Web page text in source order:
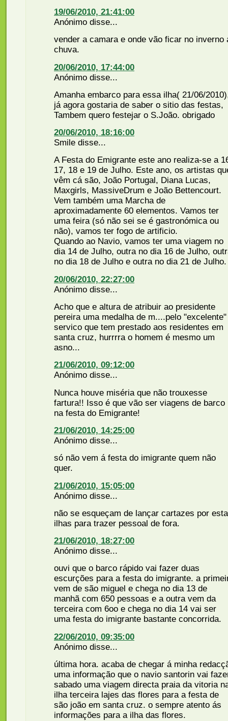
19/06/2010, 21:41:00
Anónimo disse...
vender a camara e onde vão ficar no inverno
chuva.
20/06/2010, 17:44:00
Anónimo disse...
Amanha embarco para essa ilha( 21/06/
já agora gostaria de saber o sitio das festas,
Tambem quero festejar o S.João. obrigado
20/06/2010, 18:16:00
Smile disse...
A Festa do Emigrante este ano realiza-se a
17, 18 e 19 de Julho. Este ano, os artistas
vêm cá são, João Portugal, Diana Lucas,
Maxgirls, MassiveDrum e João Bettencourt.
Vem também uma Marcha de
aproximadamente 60 elementos. Vamos ter
uma feira (só não sei se é gastronómica ou
não), vamos ter fogo de artificio.
Quando ao Navio, vamos ter uma viagem no
dia 14 de Julho, outra no dia 16 de Julho,
no dia 18 de Julho e outra no dia 21 de Julho.
20/06/2010, 22:27:00
Anónimo disse...
Acho que e altura de atribuir ao presidente
pereira uma medalha de m....pelo "excelente"
servico que tem prestado aos residentes em
santa cruz, hurrrra o homem é mesmo um
asno...
21/06/2010, 09:12:00
Anónimo disse...
Nunca houve miséria que não trouxesse
fartura!! Isso é que vão ser viagens de barco
na festa do Emigrante!
21/06/2010, 14:25:00
Anónimo disse...
só não vem á festa do imigrante quem não
quer.
21/06/2010, 15:05:00
Anónimo disse...
não se esqueçam de lançar cartazes por
ilhas para trazer pessoal de fora.
21/06/2010, 18:27:00
Anónimo disse...
ouvi que o barco rápido vai fazer duas
escurções para a festa do imigrante. a
vem de são miguel e chega no dia 13 de
manhã com 650 pessoas e a outra vem da
terceira com 6oo e chega no dia 14 vai ser
uma festa do imigrante bastante concorrida.
22/06/2010, 09:35:00
Anónimo disse...
última hora. acaba de chegar á minha
uma informação que o navio santorin vai
sabado uma viagem directa praia da vitoria
ilha terceira lajes das flores para a festa de
são joão em santa cruz. o sempre atento ás
informações para a ilha das flores.